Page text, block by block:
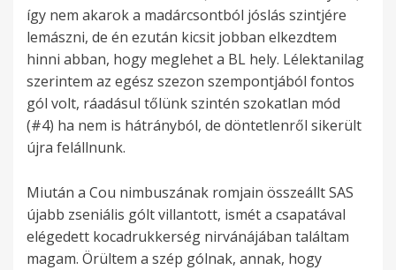
így nem akarok a madárcsontból jóslás szintjére
lemászni, de én ezután kicsit jobban elkezdtem
hinni abban, hogy meglehet a BL hely. Lélektanilag
szerintem az egész szezon szempontjából fontos
gól volt, ráadásul tőlünk szintén szokatlan mód
(#4) ha nem is hátrányból, de döntetlenről sikerült
újra felállnunk.
Miután a Cou nimbuszának romjain összeállt SAS
újabb zseniális gólt villantott, ismét a csapatával
elégedett kocadrukkerség nirvánájában találtam
magam. Örültem a szép gólnak, annak, hogy